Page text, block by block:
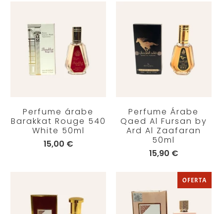
Perfume árabe
Barakkat Rouge 540
White 50ml
15,00 €
Perfume Árabe
Qaed Al Fursan by
Ard Al Zaafaran
50ml
15,90 €
OFERTA